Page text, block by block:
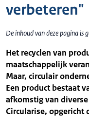
verbeteren"
De inhoud van deze pagina
Het recyclen van
maatschappelijk
Maar, circulair
Een product bestaat
afkomstig van
Circularise, opgericht